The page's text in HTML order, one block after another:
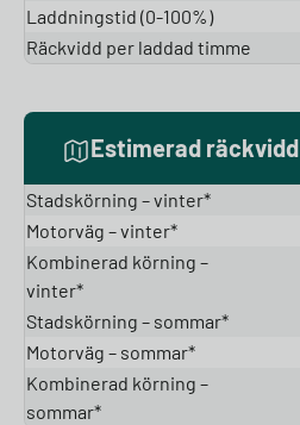
Laddningstid (0-100%)
Räckvidd per laddad timme
Estimerad räckvidd
Stadskörning – vinter*
Motorväg – vinter*
Kombinerad körning –
vinter*
Stadskörning – sommar*
Motorväg – sommar*
Kombinerad körning –
sommar*